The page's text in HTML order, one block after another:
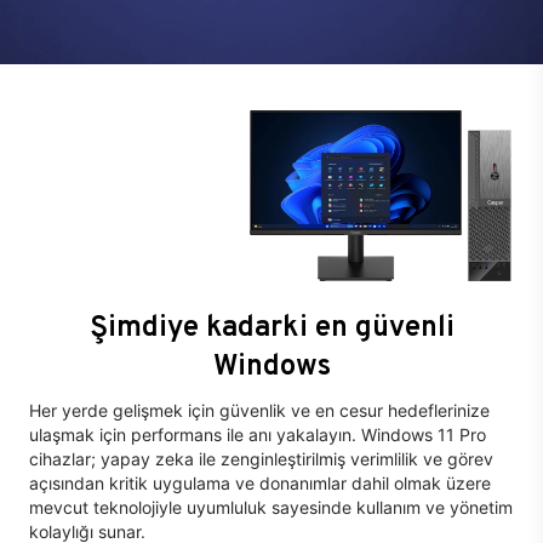
Şimdiye kadarki en güvenli
Windows
Her yerde gelişmek için güvenlik ve en cesur hedeflerinize
ulaşmak için performans ile anı yakalayın. Windows 11 Pro
cihazlar; yapay zeka ile zenginleştirilmiş verimlilik ve görev
açısından kritik uygulama ve donanımlar dahil olmak üzere
mevcut teknolojiyle uyumluluk sayesinde kullanım ve yönetim
kolaylığı sunar.